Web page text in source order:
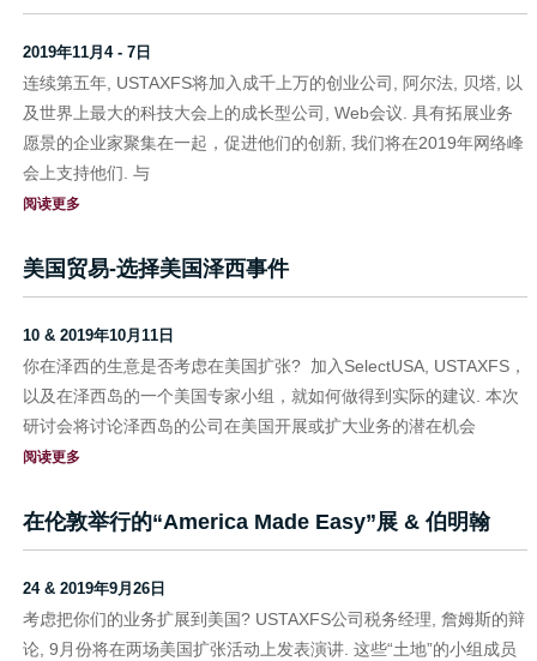
2019年11月4 - 7日
连续第五年, USTAXFS将加入成千上万的创业公司, 阿尔法, 贝塔, 以
及世界上最大的科技大会上的成长型公司, Web会议. 具有拓展业务
愿景的企业家聚集在一起，促进他们的创新, 我们将在2019年网络峰
会上支持他们. 与
阅读更多
美国贸易-选择美国泽西事件
10 & 2019年10月11日
你在泽西的生意是否考虑在美国扩张? 加入SelectUSA, USTAXFS，
以及在泽西岛的一个美国专家小组，就如何做得到实际的建议. 本次
研讨会将讨论泽西岛的公司在美国开展或扩大业务的潜在机会
阅读更多
在伦敦举行的“America Made Easy”展 & 伯明翰
24 & 2019年9月26日
考虑把你们的业务扩展到美国? USTAXFS公司税务经理, 詹姆斯的辩
论, 9月份将在两场美国扩张活动上发表演讲. 这些“土地”的小组成员